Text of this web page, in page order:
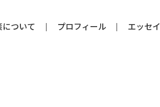
について プロフィール エッセイ